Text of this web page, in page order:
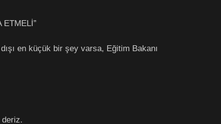
en küçük bir şey varsa, Eğitim Bakanı
deriz.